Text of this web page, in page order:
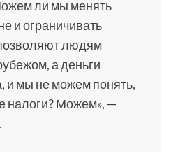
ли мы менять
и ограничивать
людям
а деньги
и мы не можем понять,
налоги? Можем», —